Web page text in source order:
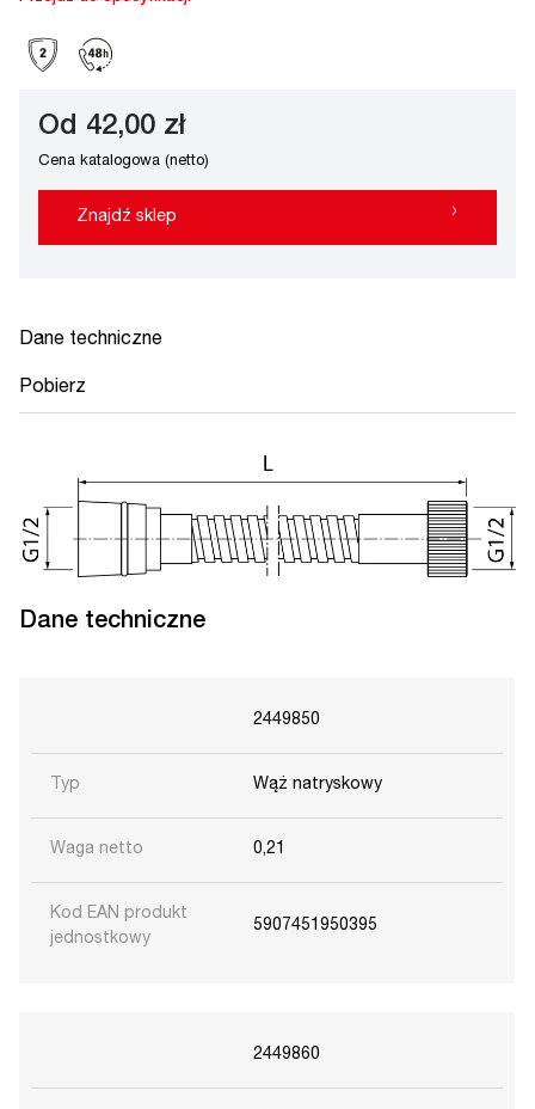
Od 42,00 zł
Cena katalogowa (netto)
Znajdź sklep ›
Dane techniczne
Pobierz
Dane techniczne
2449850
Typ Wąż natryskowy
Waga netto 0,21
Kod EAN produkt
jednostkowy
5907451950395
2449860